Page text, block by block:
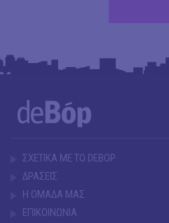
ΣΧΕΤΙΚΑ ΜΕ ΤΟ DEBOP
ΔΡΑΣΕΙΣ
Η ΟΜΑΔΑ ΜΑΣ
ΕΠΙΚΟΙΝΩΝΙΑ